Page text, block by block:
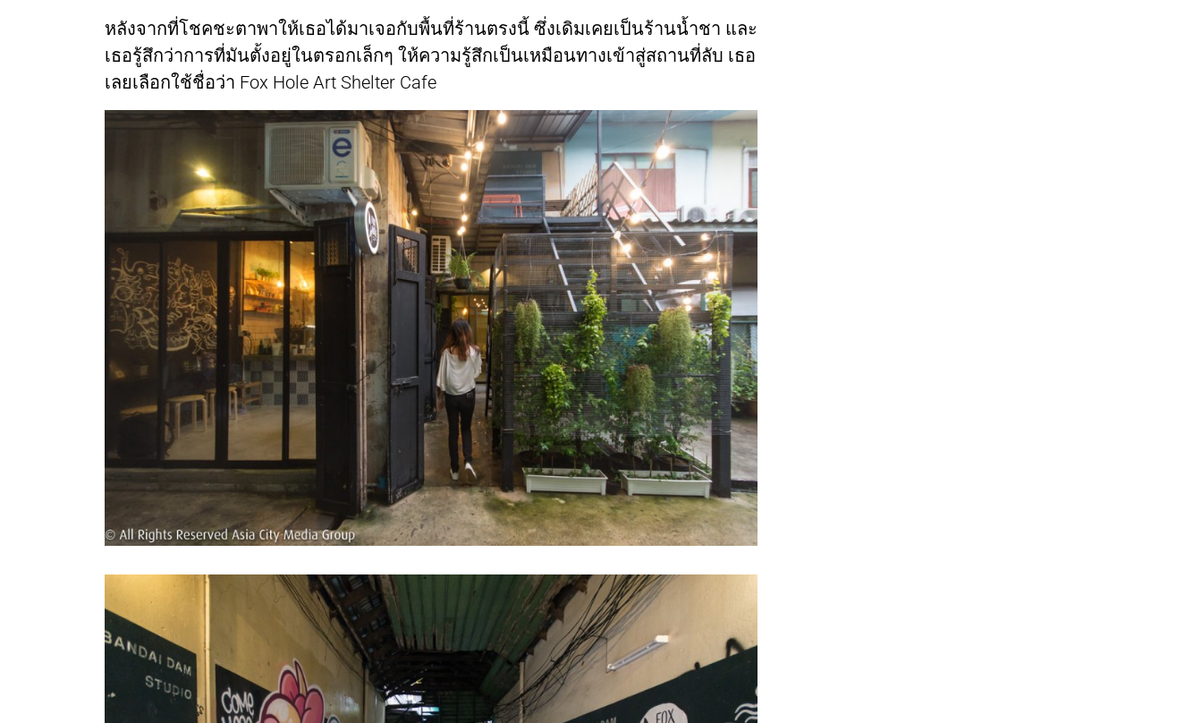
หลังจากที่โชคชะตาพาให้เธอได้มาเจอกับพื้นที่ร้านตรงนี้ ซึ่งเดิมเคยเป็นร้านน้ำชา และ
เธอรู้สึกว่าการที่มันตั้งอยู่ในตรอกเล็กๆ ให้ความรู้สึกเป็นเหมือนทางเข้าสู่สถานที่ลับ เธอ
เลยเลือกใช้ชื่อว่า Fox Hole Art Shelter Cafe